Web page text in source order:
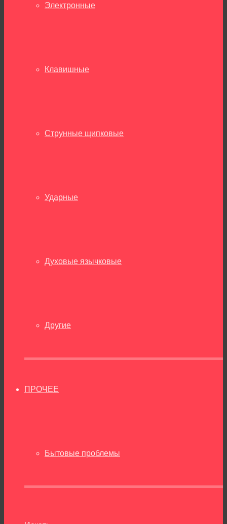
Электронные
Клавишные
Струнные щипковые
Ударные
Духовые язычковые
Другие
ПРОЧЕЕ
Бытовые проблемы